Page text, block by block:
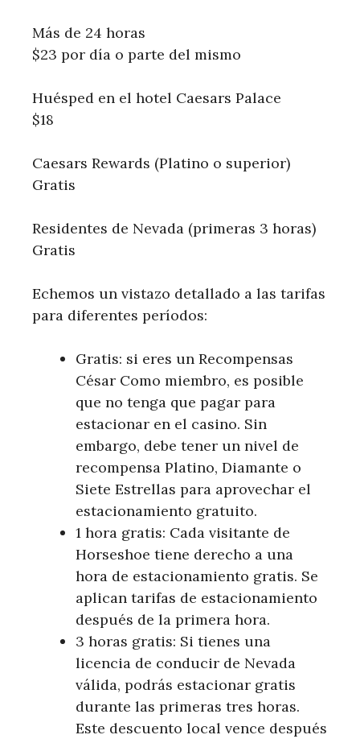
Más de 24 horas
$23 por día o parte del mismo
Huésped en el hotel Caesars Palace
$18
Caesars Rewards (Platino o superior)
Gratis
Residentes de Nevada (primeras 3 horas)
Gratis
Echemos un vistazo detallado a las tarifas
para diferentes períodos:
Gratis: si eres un Recompensas
César Como miembro, es posible
que no tenga que pagar para
estacionar en el casino. Sin
embargo, debe tener un nivel de
recompensa Platino, Diamante o
Siete Estrellas para aprovechar el
estacionamiento gratuito.
1 hora gratis: Cada visitante de
Horseshoe tiene derecho a una
hora de estacionamiento gratis. Se
aplican tarifas de estacionamiento
después de la primera hora.
3 horas gratis: Si tienes una
licencia de conducir de Nevada
válida, podrás estacionar gratis
durante las primeras tres horas.
Este descuento local vence después